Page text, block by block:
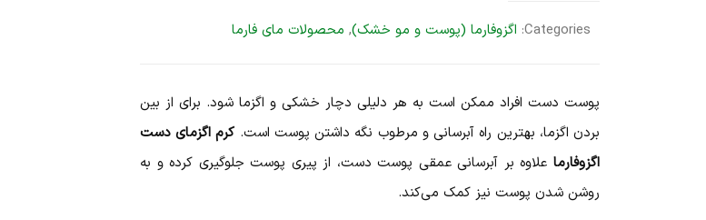
پوست دست افراد ممکن است به هر دلیلی دچار خشکی و اگزما شود. برای از بین
بردن اگزما، بهترین راه آبرسانی و مرطوب نگه داشتن پوست است.کرم اگزمای دست
اگزوفارما علاوه بر آبرسانی عمقی پوست دست، از پیری پوست جلوگیری کرده و به
روشن شدن پوست نیز کمک می‌کند.
Categories: اگزوفارما (پوست و مو خشک), محصولات مای فارما